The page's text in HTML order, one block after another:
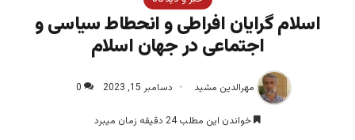
اسلام گرایان افراطی و انحطاط سیاسی و
اجتماعی در جهان اسلام
مهرالدین مشید دسامبر 15, 2023 0
خواندن این مطلب 24 دقیقه زمان میبرد